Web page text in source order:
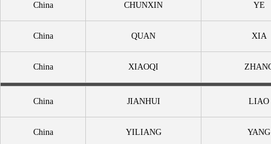
China CHUNXIN YE
China QUAN XIA
China XIAOQI
China JIANHUI LIAO
China YILIANG YANG